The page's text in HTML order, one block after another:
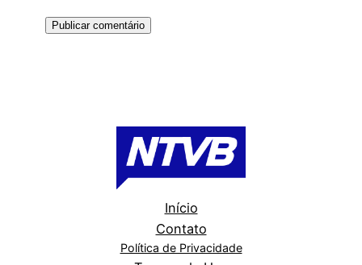
Início
Contato
Política de Privacidade